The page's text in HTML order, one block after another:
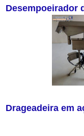
Desempoeirador
Drageadeira em